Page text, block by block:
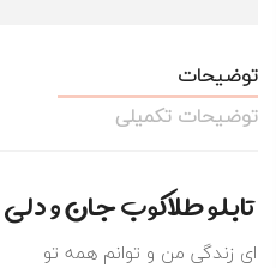
توضیحات
توضیحات تکمیلی
تابلو طلاکوب جان و دلی
ای زندگی من و توانم همه تو